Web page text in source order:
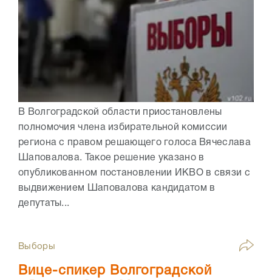
В Волгоградской области приостановлены
полномочия члена избирательной комиссии
региона с правом решающего голоса Вячеслава
Шаповалова. Такое решение указано в
опубликованном постановлении ИКВО в связи с
выдвижением Шаповалова кандидатом в
депутаты...
Выборы
Вице-спикер Волгоградской